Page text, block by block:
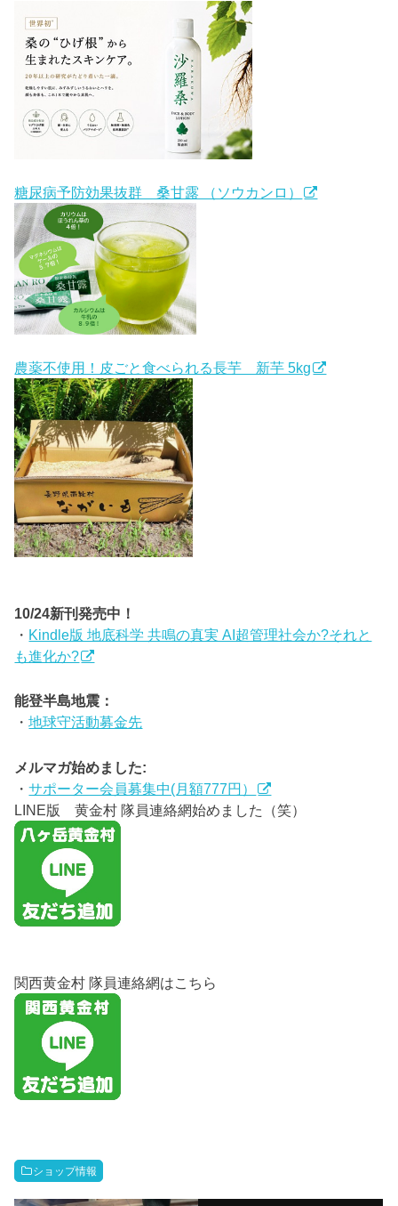
糖尿病予防効果抜群 桑甘露 （ソウカンロ）
農薬不使用！皮ごと食べられる長芋 新芋 5kg
10/24新刊発売中！
・ Kindle版 地底科学 共鳴の真実 AI超管理社会か?それと
も進化か?
能登半島地震：
・地球守活動募金先
メルマガ始めました:
・サポーター会員募集中(月額777円）
LINE版 黄金村 隊員連絡網始めました（笑）
関西黄金村 隊員連絡網はこちら
ショップ情報